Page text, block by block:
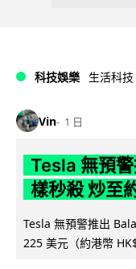
科技娛樂 生活科技
Vin 1 日
Tesla 無預
樣秒殺 炒至
Tesla 無預警推出
225 美元（約港幣